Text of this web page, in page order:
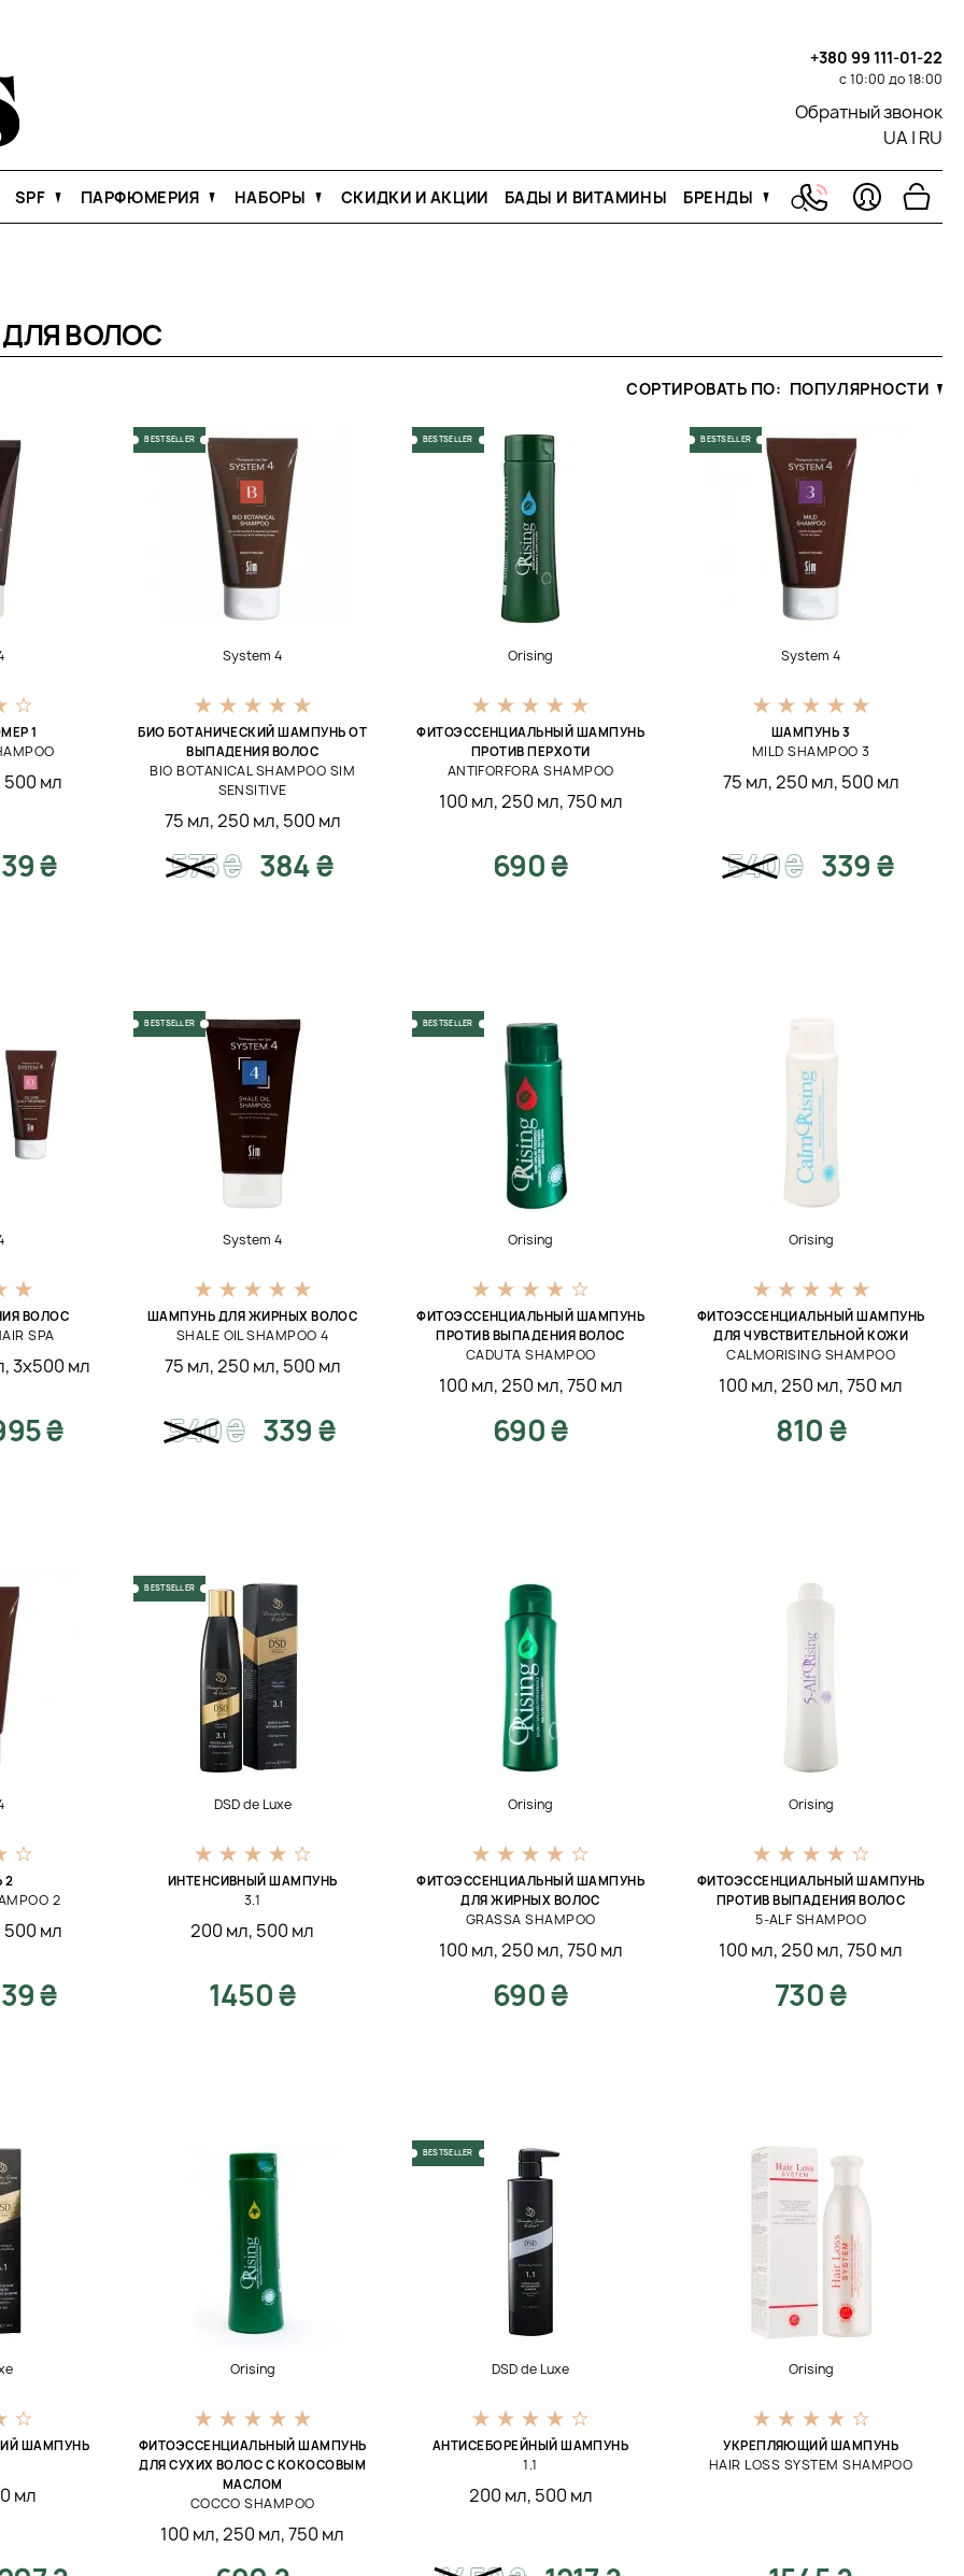
+380 99 111-01-22
с 10:00 до 18:00
Обратный звонок
UA | RU
SPF ПАРФЮМЕРИЯ НАБОРЫ СКИДКИ И АКЦИИ БАДЫ И ВИТАМИНЫ БРЕНДЫ
ВОЛОС
СОРТИРОВАТЬ ПО: ПОПУЛЯРНОСТИ
1
500 мл
₴
BESTSELLER
System 4
БИО БОТАНИЧЕСКИЙ ШАМПУНЬ ОТ
ВЫПАДЕНИЯ ВОЛОС
BIO BOTANICAL SHAMPOO SIM
SENSITIVE
75 мл,250 мл, 500 мл
575₴ 384 ₴
BESTSELLER
Orising
ФИТОЭССЕНЦИАЛЬНЫЙ ШАМПУНЬ
ПРОТИВ ПЕРХОТИ
ANTIFORFORA SHAMPOO
100 мл,250 мл,750 мл
690 ₴
BESTSELLER
System 4
ШАМПУНЬ 3
MILD SHAMPOO 3
75 мл,250 мл, 500 мл
540₴ 339 ₴
ВОЛОС
SPA
,3х500 мл
₴
BESTSELLER
System 4
ШАМПУНЬ ДЛЯ ЖИРНЫХ ВОЛОС
SHALE OIL SHAMPOO 4
75 мл,250 мл, 500 мл
540₴ 339 ₴
BESTSELLER
Orising
ФИТОЭССЕНЦИАЛЬНЫЙ ШАМПУНЬ
ПРОТИВ ВЫПАДЕНИЯ ВОЛОС
CADUTA SHAMPOO
100 мл,250 мл,750 мл
690 ₴
Orising
ФИТОЭССЕНЦИАЛЬНЫЙ ШАМПУНЬ
ДЛЯ ЧУВСТВИТЕЛЬНОЙ КОЖИ
CALMORISING SHAMPOO
100 мл,250 мл,750 мл
810 ₴
2
2
500 мл
₴
BESTSELLER
DSD de Luxe
ИНТЕНСИВНЫЙ ШАМПУНЬ
3.1
200 мл, 500 мл
1450 ₴
Orising
ФИТОЭССЕНЦИАЛЬНЫЙ ШАМПУНЬ
ДЛЯ ЖИРНЫХ ВОЛОС
GRASSA SHAMPOO
100 мл,250 мл,750 мл
690 ₴
Orising
ФИТОЭССЕНЦИАЛЬНЫЙ ШАМПУНЬ
ПРОТИВ ВЫПАДЕНИЯ ВОЛОС
5-ALF SHAMPOO
100 мл,250 мл,750 мл
730 ₴
ШАМПУНЬ
мл
Orising
ФИТОЭССЕНЦИАЛЬНЫЙ ШАМПУНЬ
ДЛЯ СУХИХ ВОЛОС С КОКОСОВЫМ
МАСЛОМ
COCCO SHAMPOO
100 мл,250 мл,750 мл
BESTSELLER
DSD de Luxe
АНТИСЕБОРЕЙНЫЙ ШАМПУНЬ
1.1
200 мл, 500 мл
Orising
УКРЕПЛЯЮЩИЙ ШАМПУНЬ
HAIR LOSS SYSTEM SHAMPOO